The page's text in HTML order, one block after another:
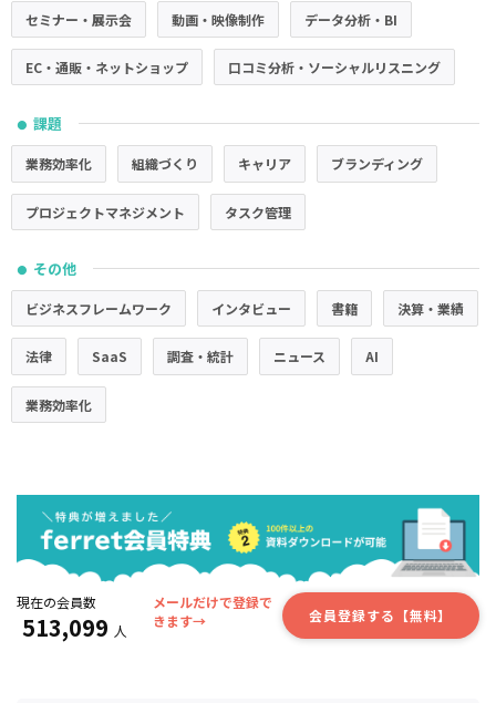
セミナー・展示会 動画・映像制作 データ分析・BI
EC・通販・ネットショップ 口コミ分析・ソーシャルリスニング
● 課題
業務効率化 組織づくり キャリア ブランディング
プロジェクトマネジメント タスク管理
● その他
ビジネスフレームワーク インタビュー 書籍 決算・業績
法律 SaaS 調査・統計 ニュース AI
業務効率化
現在の会員数
513,099 人
メールだけで登録で
きます→
会員登録する【無料】